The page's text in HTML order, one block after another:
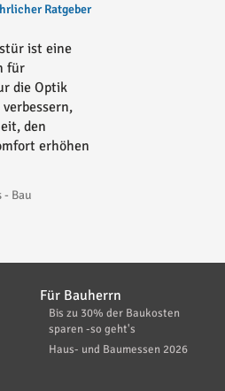
Ratgeber
ist eine
für
die Optik
den
erhöhen
- Bau
Für Bauherrn
Bis zu 30% der Baukosten
sparen -so geht's
Haus- und Baumessen 2026